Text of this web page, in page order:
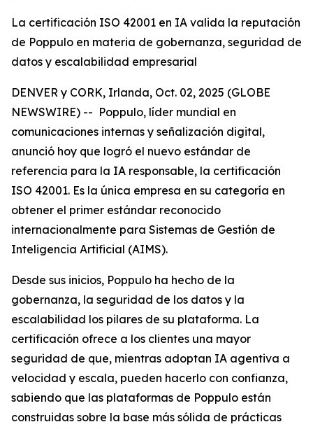
La certificación ISO 42001 en IA valida la reputación
de Poppulo en materia de gobernanza, seguridad de
datos y escalabilidad empresarial
DENVER y CORK, Irlanda, Oct. 02, 2025 (GLOBE
NEWSWIRE) -- Poppulo, líder mundial en
comunicaciones internas y señalización digital,
anunció hoy que logró el nuevo estándar de
referencia para la IA responsable, la certificación
ISO 42001. Es la única empresa en su categoría en
obtener el primer estándar reconocido
internacionalmente para Sistemas de Gestión de
Inteligencia Artificial (AIMS).
Desde sus inicios, Poppulo ha hecho de la
gobernanza, la seguridad de los datos y la
escalabilidad los pilares de su plataforma. La
certificación ofrece a los clientes una mayor
seguridad de que, mientras adoptan IA agentiva a
velocidad y escala, pueden hacerlo con confianza,
sabiendo que las plataformas de Poppulo están
construidas sobre la base más sólida de prácticas